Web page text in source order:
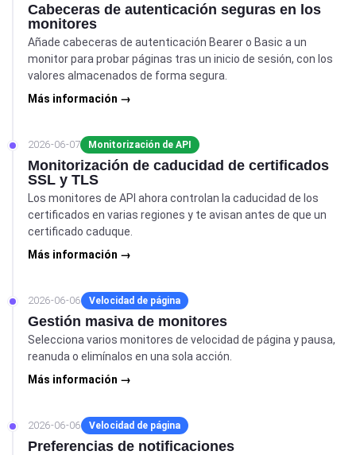
Cabeceras de autenticación seguras en los
monitores
Añade cabeceras de autenticación Bearer o Basic a un
monitor para probar páginas tras un inicio de sesión, con los
valores almacenados de forma segura.
Más información →
2026-06-07 Monitorización de API
Monitorización de caducidad de certificados
SSL y TLS
Los monitores de API ahora controlan la caducidad de los
certificados en varias regiones y te avisan antes de que un
certificado caduque.
Más información →
2026-06-06 Velocidad de página
Gestión masiva de monitores
Selecciona varios monitores de velocidad de página y pausa,
reanuda o elimínalos en una sola acción.
Más información →
2026-06-06 Velocidad de página
Preferencias de notificaciones